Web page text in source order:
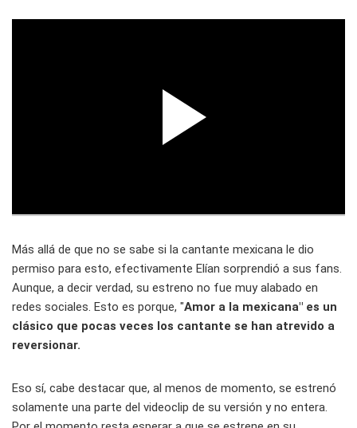
Más allá de que no se sabe si la cantante mexicana le dio
permiso para esto, efectivamente Elían sorprendió a sus fans.
Aunque, a decir verdad, su estreno no fue muy alabado en
redes sociales. Esto es porque, "Amor a la mexicana" es un
clásico que pocas veces los cantante se han atrevido a
reversionar.
Eso sí, cabe destacar que, al menos de momento, se estrenó
solamente una parte del videoclip de su versión y no entera.